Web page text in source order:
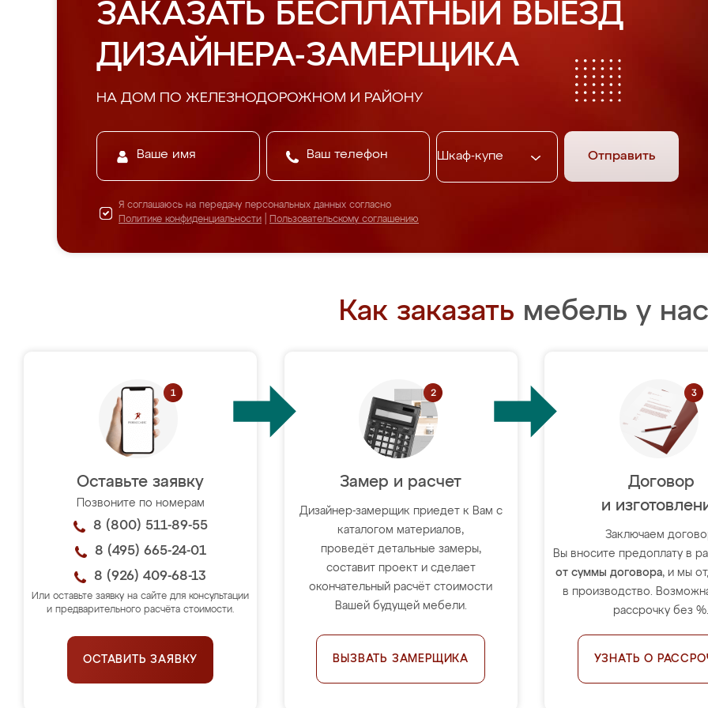
ЗАКАЗАТЬ БЕСПЛАТНЫЙ ВЫЕЗД
ДИЗАЙНЕРА-ЗАМЕРЩИКА
НА ДОМ ПО ЖЕЛЕЗНОДОРОЖНОМ И РАЙОНУ
Отправить
Я соглашаюсь на передачу персональных данных согласно
Политике конфиденциальности
Пользовательскому соглашению
Как заказать мебель у
Оставьте заявку
Позвоните по номерам
8 (800) 511-89-55
8 (495) 665-24-01
8 (926) 409-68-13
Или оставьте заявку на сайте для консультации
и предварительного расчёта стоимости.
ОСТАВИТЬ ЗАЯВКУ
Замер и расчет
Дизайнер-замерщик приедет к Вам с
каталогом материалов,
проведёт детальные замеры,
составит проект и сделает
окончательный расчёт стоимости
Вашей будущей мебели.
ВЫЗВАТЬ ЗАМЕРЩИКА
Договор
и
Заключаем
Вы вносите предоплату в
от суммы договора, и мы
в производство.
рассрочку без
УЗНАТЬ О